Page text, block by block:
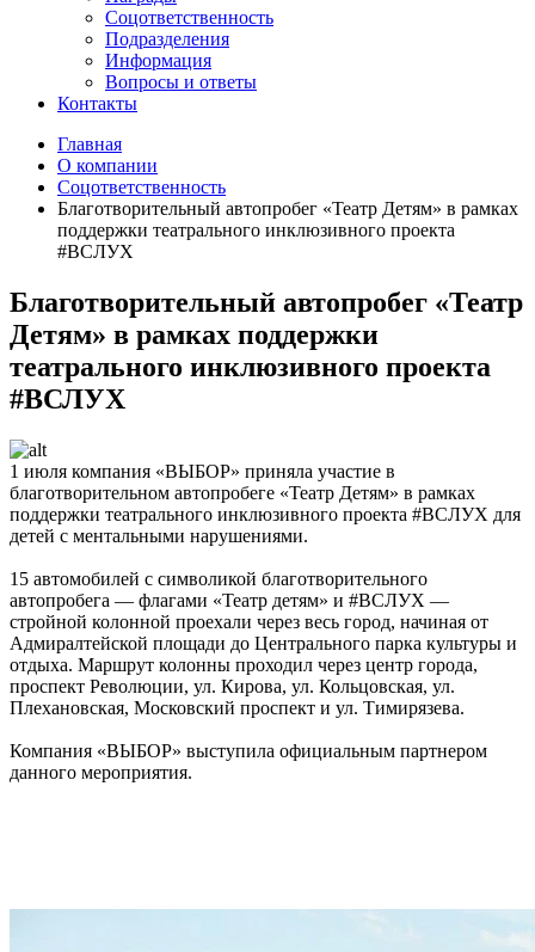
Соцответственность
Подразделения
Информация
Вопросы и ответы
Контакты
Главная
О компании
Соцответственность
Благотворительный автопробег «Театр Детям» в рамках
поддержки театрального инклюзивного проекта
#ВСЛУХ
Благотворительный автопробег «Театр
Детям» в рамках поддержки
театрального инклюзивного проекта
#ВСЛУХ
1 июля компания «ВЫБОР» приняла участие в
благотворительном автопробеге «Театр Детям» в рамках
поддержки театрального инклюзивного проекта #ВСЛУХ для
детей с ментальными нарушениями.
15 автомобилей с символикой благотворительного
автопробега — флагами «Театр детям» и #ВСЛУХ —
стройной колонной проехали через весь город, начиная от
Адмиралтейской площади до Центрального парка культуры и
отдыха. Маршрут колонны проходил через центр города,
проспект Революции, ул. Кирова, ул. Кольцовская, ул.
Плехановская, Московский проспект и ул. Тимирязева.
Компания «ВЫБОР» выступила официальным партнером
данного мероприятия.